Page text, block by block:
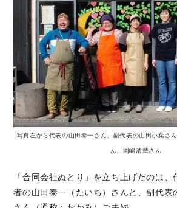
写真左から代表の山田泰一さん、副代表の山田小葉さ
ん、岡嶋清華さん
「合同会社ぬとり」を立ち上げたのは
者の山田泰一（たいち）さんと、副代表